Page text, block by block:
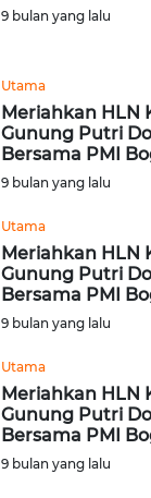
9 bulan yang lalu
Utama
Meriahkan HLN
Gunung Putri
Bersama PMI
9 bulan yang lalu
Utama
Meriahkan HLN
Gunung Putri
Bersama PMI
9 bulan yang lalu
Utama
Meriahkan HLN
Gunung Putri
Bersama PMI
9 bulan yang lalu